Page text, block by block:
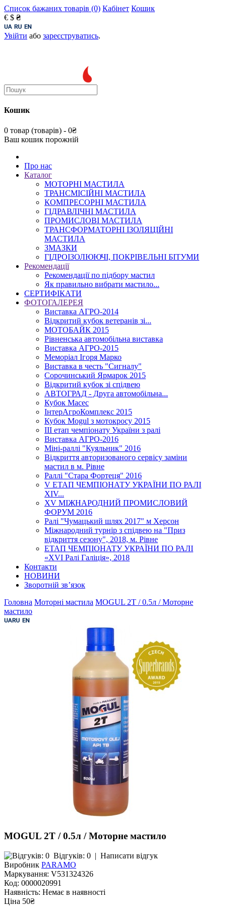
Список бажаних товарів (0) Кабінет Кошик
€ $ ₴
Увійти або зареєструватись.
Кошик
0 товар (товарів) - 0₴
Ваш кошик порожній
Про нас
Каталог
МОТОРНІ МАСТИЛА
ТРАНСМІСІЙНІ МАСТИЛА
КОМПРЕСОРНІ МАСТИЛА
ГІДРАВЛІЧНІ МАСТИЛА
ПРОМИСЛОВІ МАСТИЛА
ТРАНСФОРМАТОРНІ ІЗОЛЯЦІЙНІ
МАСТИЛА
ЗМАЗКИ
ГІДРОІЗОЛЮЮЧІ, ПОКРІВЕЛЬНІ БІТУМИ
Рекомендації
Рекомендації по підбору мастил
Як правильно вибрати мастило...
СЕРТИФІКАТИ
ФОТОГАЛЕРЕЯ
Виставка АГРО-2014
Відкритий кубок ветеранів зі...
МОТОБАЙК 2015
Рівненська автомобільна виставка
Виставка АГРО-2015
Меморіал Ігоря Марко
Виставка в честь "Сигналу"
Сорочинський Ярмарок 2015
Відкритий кубок зі спідвею
АВТОГРАД - Друга автомобільна...
Кубок Масес
ІнтерАгроКомплекс 2015
Кубок Mogul з мотокросу 2015
ІІІ етап чемпіонату України з ралі
Виставка АГРО-2016
Міні-раллі "Куяльник" 2016
Відкриття авторизованого сервісу заміни
мастил в м. Рівне
Раллі "Стара Фортеця" 2016
V ЕТАП ЧЕМПІОНАТУ УКРАЇНИ ПО РАЛІ
XІV...
XV МІЖНАРОДНИЙ ПРОМИСЛОВИЙ
ФОРУМ 2016
Ралі "Чумацький шлях 2017" м Херсон
Міжнародний турнір з спідвею на "Приз
відкриття сезону", 2018, м. Рівне
ЕТАП ЧЕМПІОНАТУ УКРАЇНИ ПО РАЛІ
«XVI Ралі Галіція», 2018
Контакти
НОВИНИ
Зворотній зв’язок
Головна Моторні мастила MOGUL 2T / 0.5л / Моторне
мастило
MOGUL 2T / 0.5л / Моторне мастило
Відгуків: 0 | Написати відгук
Виробник PARAMO
Маркування: V531324326
Код: 0000020991
Наявність: Немає в наявності
Ціна 50₴